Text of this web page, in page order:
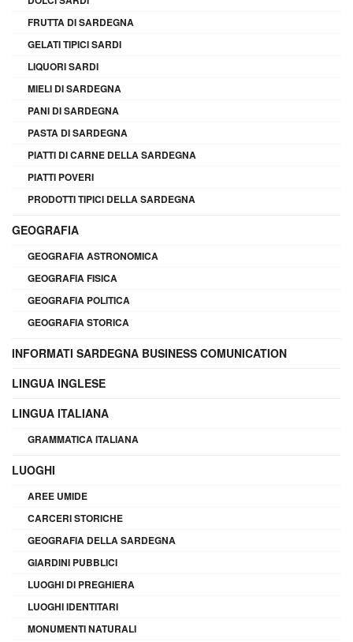
FRUTTA DI SARDEGNA
GELATI TIPICI SARDI
LIQUORI SARDI
MIELI DI SARDEGNA
PANI DI SARDEGNA
PASTA DI SARDEGNA
PIATTI DI CARNE DELLA SARDEGNA
PIATTI POVERI
PRODOTTI TIPICI DELLA SARDEGNA
GEOGRAFIA
GEOGRAFIA ASTRONOMICA
GEOGRAFIA FISICA
GEOGRAFIA POLITICA
GEOGRAFIA STORICA
INFORMATI SARDEGNA BUSINESS COMUNICATION
LINGUA INGLESE
LINGUA ITALIANA
GRAMMATICA ITALIANA
LUOGHI
AREE UMIDE
CARCERI STORICHE
GEOGRAFIA DELLA SARDEGNA
GIARDINI PUBBLICI
LUOGHI DI PREGHIERA
LUOGHI IDENTITARI
MONUMENTI NATURALI